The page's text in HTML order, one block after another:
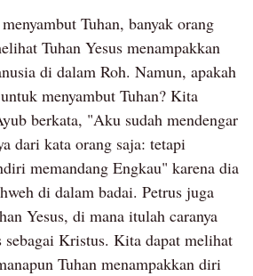
Tuhan, banyak orang
Tuhan Yesus menampakkan
di dalam Roh. Namun, apakah
menyambut Tuhan? Kita
berkata, "Aku sudah mendengar
dari kata orang saja: tetapi
memandang Engkau" karena dia
di dalam badai. Petrus juga
Yesus, di mana itulah caranya
sebagai Kristus. Kita dapat melihat
Tuhan menampakkan diri